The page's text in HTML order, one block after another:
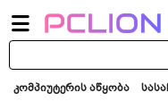
საძიებო
სიტყვა...
კომპიუტერის აწყობა